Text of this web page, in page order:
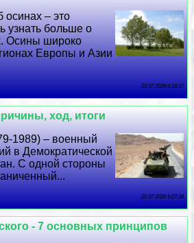
– это
узнать больше о
Осины широко
Европы и Азии
23 07 2026 6:18:17
ход, итоги
1989) – военный
в Демократической
С одной стороны
22 07 2026 9:27:34
- 7 основных принципов